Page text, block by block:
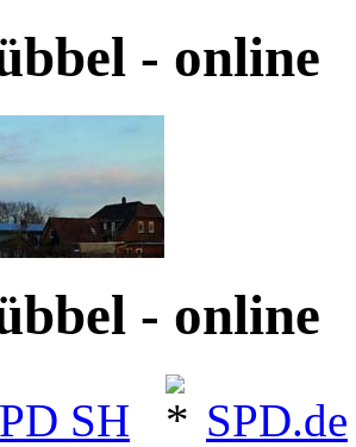
- online
- online
SH
SPD.de